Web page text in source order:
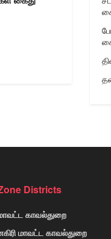
Districts
காவல்துறை
மாவட்ட காவல்துறை